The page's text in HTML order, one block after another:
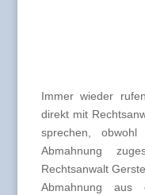
Immer wieder
direkt mit
sprechen,
Abmahnung
Rechtsanwalt
Abmahnung aus